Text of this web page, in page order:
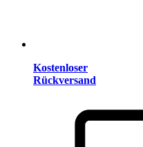
Kostenloser
Rückversand